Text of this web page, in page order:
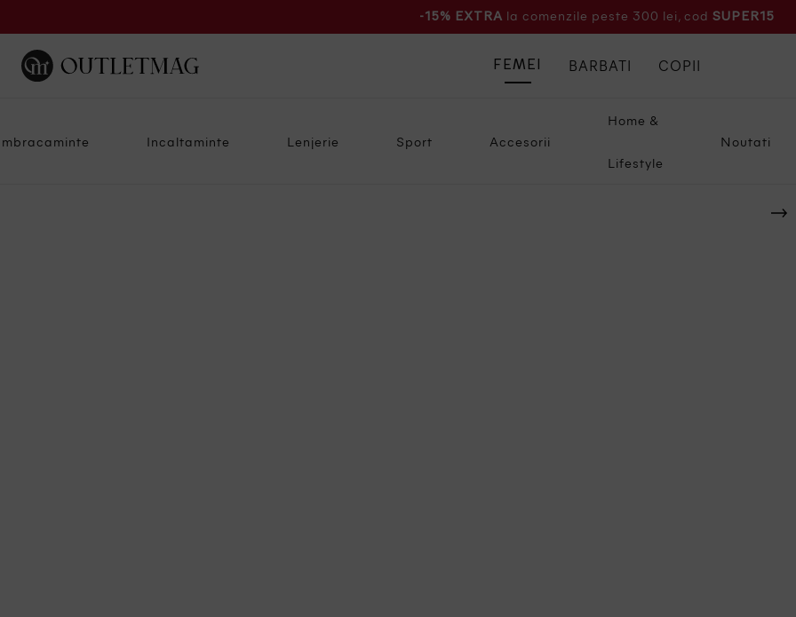
-15% EXTRA la comenzile peste 300 lei, cod SUPER15
Incaltaminte Lenjerie Sport Accesorii
Home &
Lifestyle
Noutati
FEMEI BARBATI COPII